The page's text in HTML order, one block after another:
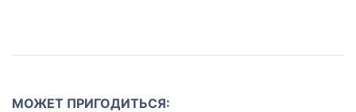
МОЖЕТ ПРИГОДИТЬСЯ: